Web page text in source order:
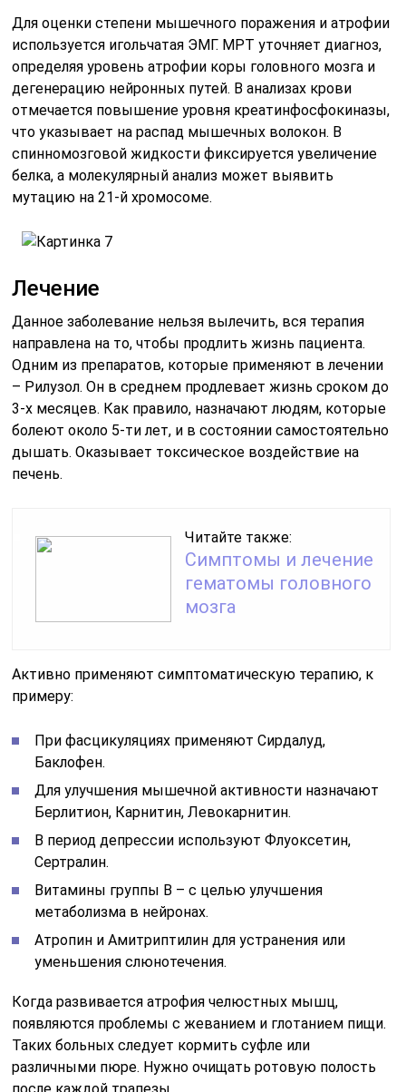
Для оценки степени мышечного поражения и атрофии
используется игольчатая ЭМГ. МРТ уточняет диагноз,
определяя уровень атрофии коры головного мозга и
дегенерацию нейронных путей. В анализах крови
отмечается повышение уровня креатинфосфокиназы,
что указывает на распад мышечных волокон. В
спинномозговой жидкости фиксируется увеличение
белка, а молекулярный анализ может выявить
мутацию на 21-й хромосоме.
Лечение
Данное заболевание нельзя вылечить, вся терапия
направлена на то, чтобы продлить жизнь пациента.
Одним из препаратов, которые применяют в лечении
– Рилузол. Он в среднем продлевает жизнь сроком до
3-х месяцев. Как правило, назначают людям, которые
болеют около 5-ти лет, и в состоянии самостоятельно
дышать. Оказывает токсическое воздействие на
печень.
Читайте также:
Симптомы и лечение
гематомы головного
мозга
Активно применяют симптоматическую терапию, к
примеру:
При фасцикуляциях применяют Сирдалуд,
Баклофен.
Для улучшения мышечной активности назначают
Берлитион, Карнитин, Левокарнитин.
В период депрессии используют Флуоксетин,
Сертралин.
Витамины группы В – с целью улучшения
метаболизма в нейронах.
Атропин и Амитриптилин для устранения или
уменьшения слюнотечения.
Когда развивается атрофия челюстных мышц,
появляются проблемы с жеванием и глотанием пищи.
Таких больных следует кормить суфле или
различными пюре. Нужно очищать ротовую полость